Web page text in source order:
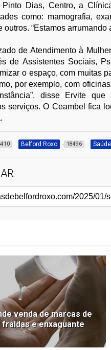
Pinto Dias, Centro, a
como: mamografia,
“Estamos
de Atendimento à
de Assistentes Sociais,
o espaço, com muitas
por exemplo, com
disse Ervite
serviços. O Ceambel fica
Belford Roxo 18496 Saúde
venda de marcas de
e enxaguante